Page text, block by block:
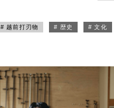
# 越前打刃物 # 歴史 # 文化